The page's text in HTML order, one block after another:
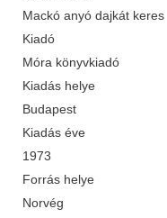
Mackó anyó dajkát keres
Kiadó
Móra könyvkiadó
Kiadás helye
Budapest
Kiadás éve
1973
Forrás helye
Norvég